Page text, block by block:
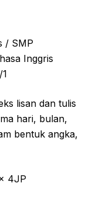
SMP
Inggris
dan tulis
hari, bulan,
bentuk angka,